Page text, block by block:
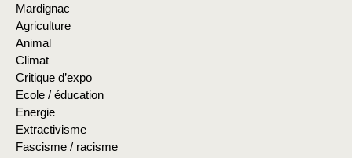
Mardignac
Agriculture
Animal
Climat
Critique d’expo
Ecole / éducation
Energie
Extractivisme
Fascisme / racisme